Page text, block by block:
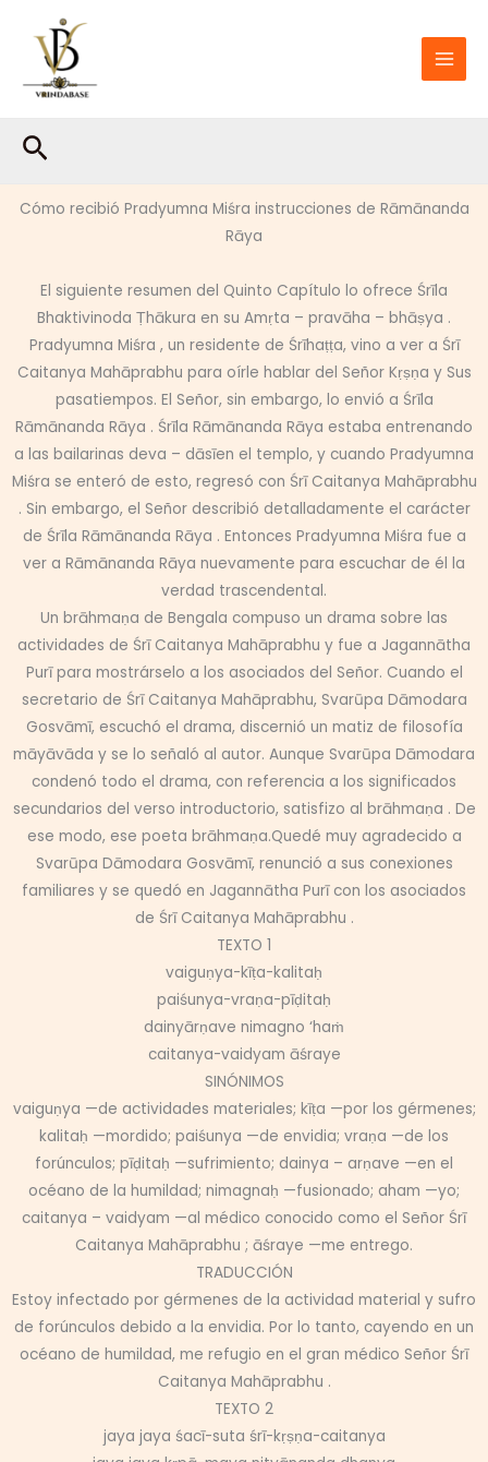
contenido
Buscar
Cómo recibió Pradyumna Miśra instrucciones de Rāmānanda
Rāya
El siguiente resumen del Quinto Capítulo lo ofrece Śrīla
Bhaktivinoda Ṭhākura en su Amṛta – pravāha – bhāṣya .
Pradyumna Miśra , un residente de Śrīhaṭṭa, vino a ver a Śrī
Caitanya Mahāprabhu para oírle hablar del Señor Kṛṣṇa y Sus
pasatiempos. El Señor, sin embargo, lo envió a Śrīla
Rāmānanda Rāya . Śrīla Rāmānanda Rāya estaba entrenando
a las bailarinas deva – dāsīen el templo, y cuando Pradyumna
Miśra se enteró de esto, regresó con Śrī Caitanya Mahāprabhu
. Sin embargo, el Señor describió detalladamente el carácter
de Śrīla Rāmānanda Rāya . Entonces Pradyumna Miśra fue a
ver a Rāmānanda Rāya nuevamente para escuchar de él la
verdad trascendental.
Un brāhmaṇa de Bengala compuso un drama sobre las
actividades de Śrī Caitanya Mahāprabhu y fue a Jagannātha
Purī para mostrárselo a los asociados del Señor. Cuando el
secretario de Śrī Caitanya Mahāprabhu, Svarūpa Dāmodara
Gosvāmī, escuchó el drama, discernió un matiz de filosofía
māyāvāda y se lo señaló al autor. Aunque Svarūpa Dāmodara
condenó todo el drama, con referencia a los significados
secundarios del verso introductorio, satisfizo al brāhmaṇa . De
ese modo, ese poeta brāhmaṇa.Quedé muy agradecido a
Svarūpa Dāmodara Gosvāmī, renunció a sus conexiones
familiares y se quedó en Jagannātha Purī con los asociados
de Śrī Caitanya Mahāprabhu .
TEXTO 1
vaiguṇya-kīṭa-kalitaḥ
paiśunya-vraṇa-pīḍitaḥ
dainyārṇave nimagno ‘haṁ
caitanya-vaidyam āśraye
SINÓNIMOS
vaiguṇya —de actividades materiales; kīṭa —por los gérmenes;
kalitaḥ —mordido; paiśunya —de envidia; vraṇa —de los
forúnculos; pīḍitaḥ —sufrimiento; dainya – arṇave —en el
océano de la humildad; nimagnaḥ —fusionado; aham —yo;
caitanya – vaidyam —al médico conocido como el Señor Śrī
Caitanya Mahāprabhu ; āśraye —me entrego.
TRADUCCIÓN
Estoy infectado por gérmenes de la actividad material y sufro
de forúnculos debido a la envidia. Por lo tanto, cayendo en un
océano de humildad, me refugio en el gran médico Señor Śrī
Caitanya Mahāprabhu .
TEXTO 2
jaya jaya śacī-suta śrī-kṛṣṇa-caitanya